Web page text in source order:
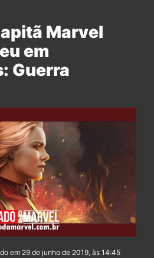
Marvel
em
Guerra
em 29 de junho de 2019, às 14:45